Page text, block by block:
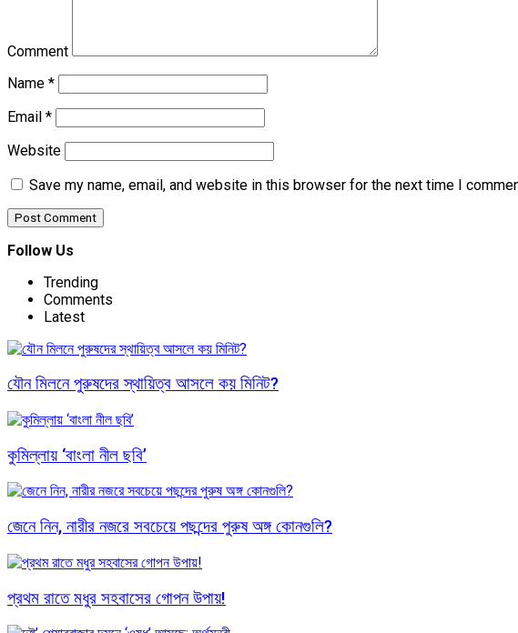
Comment
Name *
Email *
Website
Save my name, email, and website in this browser for the next time I
Follow Us
Trending
Comments
Latest
যৌন মিলনে পুরুষদের স্থায়িত্ব আসলে কয় মিনিট?
কুমিল্লায় ‘বাংলা নীল ছবি’
জেনে নিন, নারীর নজরে সবচেয়ে পছন্দের পুরুষ অঙ্গ কোনগুলি?
প্রথম রাতে মধুর সহবাসের গোপন উপায়!